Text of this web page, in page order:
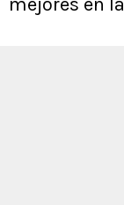
mejores en la